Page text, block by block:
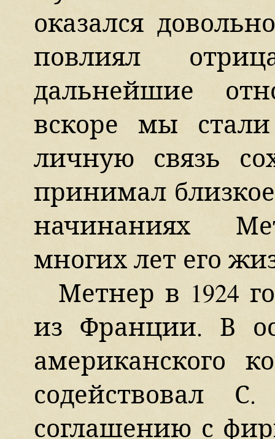
оказался
повлиял
дальнейшие
вскоре мы
личную связь
принимал
начинаниях
многих лет его
Метнер в 1924
из Франции. В
американского
содействовал
соглашению с